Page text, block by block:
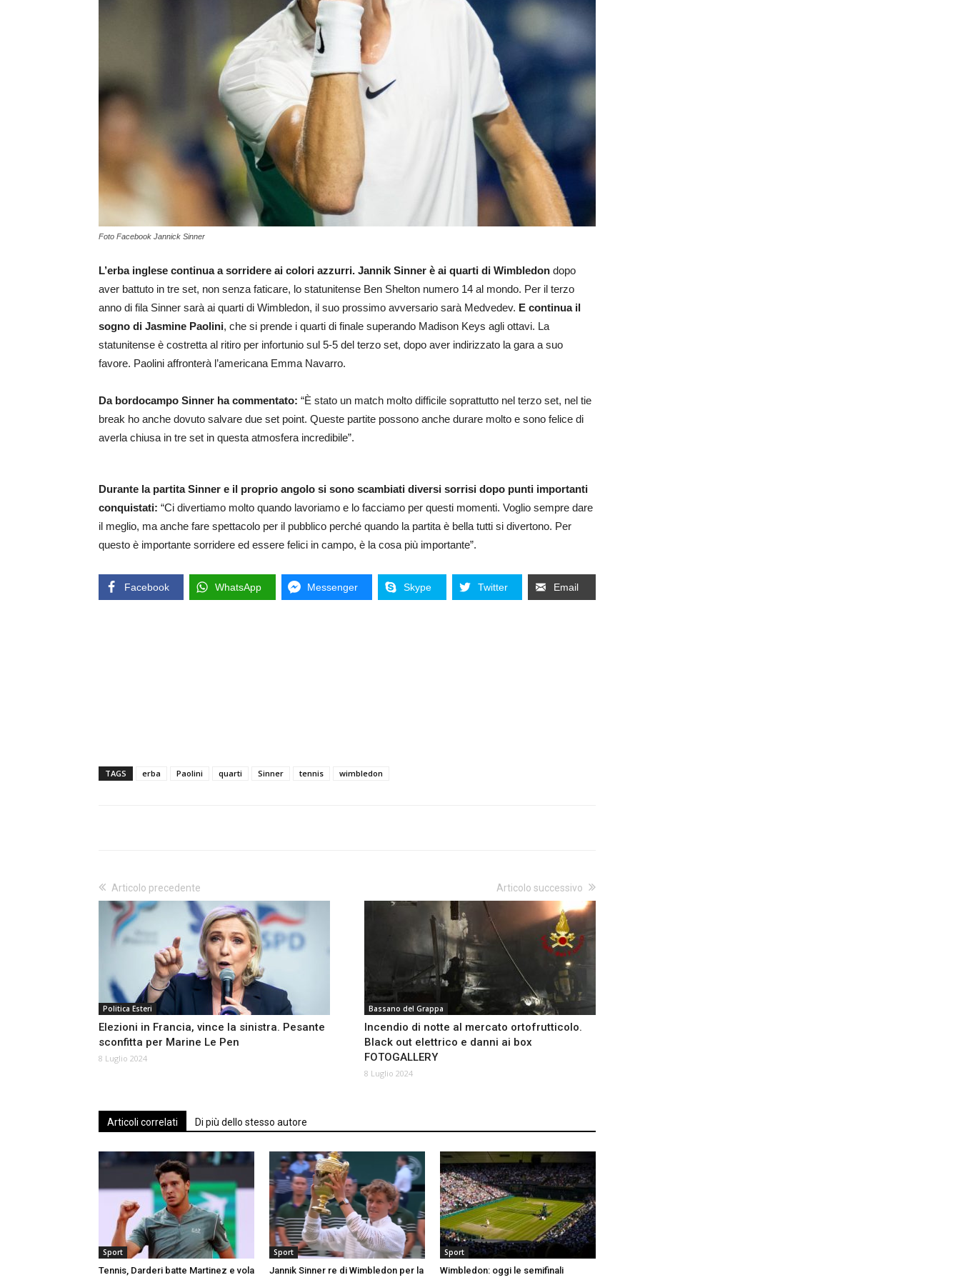
Foto Facebook Jannick Sinner
L’erba inglese continua a sorridere ai colori azzurri. Jannik Sinner è ai quarti di Wimbledon dopo
aver battuto in tre set, non senza faticare, lo statunitense Ben Shelton numero 14 al mondo. Per il terzo
anno di fila Sinner sarà ai quarti di Wimbledon, il suo prossimo avversario sarà Medvedev. E continua il
sogno di Jasmine Paolini, che si prende i quarti di finale superando Madison Keys agli ottavi. La
statunitense è costretta al ritiro per infortunio sul 5-5 del terzo set, dopo aver indirizzato la gara a suo
favore. Paolini affronterà l’americana Emma Navarro.
Da bordocampo Sinner ha commentato: “È stato un match molto difficile soprattutto nel terzo set, nel tie
break ho anche dovuto salvare due set point. Queste partite possono anche durare molto e sono felice di
averla chiusa in tre set in questa atmosfera incredibile”.
Durante la partita Sinner e il proprio angolo si sono scambiati diversi sorrisi dopo punti importanti
conquistati: “Ci divertiamo molto quando lavoriamo e lo facciamo per questi momenti. Voglio sempre dare
il meglio, ma anche fare spettacolo per il pubblico perché quando la partita è bella tutti si divertono. Per
questo è importante sorridere ed essere felici in campo, è la cosa più importante”.
Facebook WhatsApp Messenger Skype Twitter Email
TAGS erba Paolini quarti Sinner tennis wimbledon
Articolo precedente
Politica Esteri
Elezioni in Francia, vince la sinistra. Pesante
sconfitta per Marine Le Pen
8 Luglio 2024
Articolo successivo
Bassano del Grappa
Incendio di notte al mercato ortofrutticolo.
Black out elettrico e danni ai box
FOTOGALLERY
8 Luglio 2024
Articoli correlati Di più dello stesso autore
Sport
Tennis, Darderi batte Martinez e vola
Sport
Jannik Sinner re di Wimbledon per la
Sport
Wimbledon: oggi le semifinali